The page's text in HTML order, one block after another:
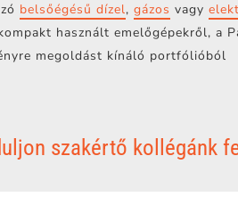
belsőégésű dízel, gázos vagy
használt emelőgépekről, a
megoldást kínáló portfólióból
szakértő kollégánk